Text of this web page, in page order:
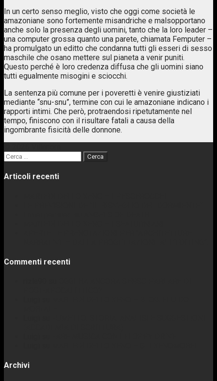
In un certo senso meglio, visto che oggi come società le
amazoniane sono fortemente misandriche e malsopportano
anche solo la presenza degli uomini, tanto che la loro leader –
una computer grossa quanto una parete, chiamata Femputer –
ha promulgato un editto che condanna tutti gli esseri di sesso
maschile che osano mettere sul pianeta a venir puniti.
Questo perché è loro credenza diffusa che gli uomini siano
tutti egualmente misogini e sciocchi.
La sentenza più comune per i poveretti è venire giustiziati
mediante “snu-snu”, termine con cui le amazoniane indicano i
rapporti intimi. Che però, protraendosi ripetutamente nel
tempo, finiscono con il risultare fatali a causa della
ingombrante fisicità delle donnone.
Posts
navigation
Ricerca
per:
Articoli recenti
Commenti recenti
Archivi